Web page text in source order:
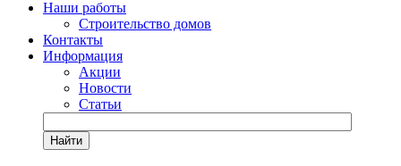
Наши работы
Строительство домов
Контакты
Информация
Акции
Новости
Статьи
Найти